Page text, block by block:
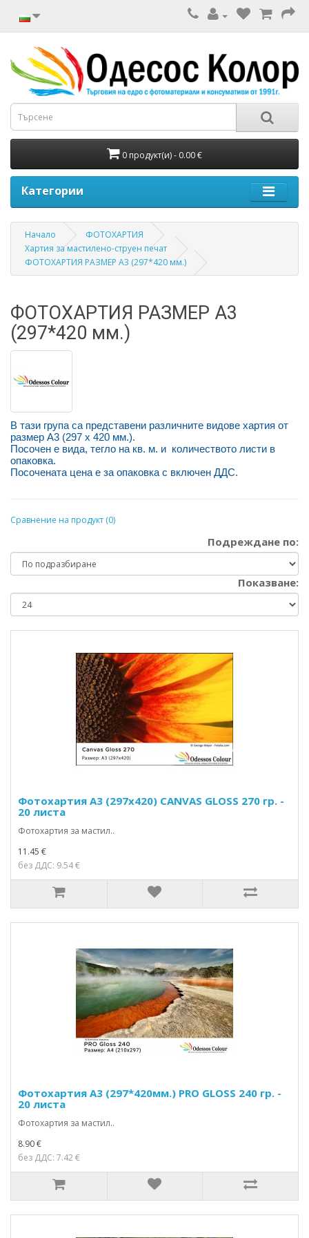
0 продукт(и) - 0.00 €
Категории
Начало
ФОТОХАРТИЯ
Хартия за мастилено-струен печат
ФОТОХАРТИЯ РАЗМЕР А3 (297*420 мм.)
ФОТОХАРТИЯ РАЗМЕР А3
(297*420 мм.)
В тази група са представени различните видове хартия от
размер А3 (297 х 420 мм.).
Посочен е вида, тегло на кв. м. и количеството листи в
опаковка.
Посочената цена е за опаковка с включен ДДС.
Сравнение на продукт (0)
Подреждане по:
Показване:
Фотохартия А3 (297x420) CANVAS GLOSS 270 гр. -
20 листа
Фотохартия за мастил..
11.45 €
без ДДС: 9.54 €
Фотохартия А3 (297*420мм.) PRO GLOSS 240 гр. -
20 листа
Фотохартия за мастил..
8.90 €
без ДДС: 7.42 €